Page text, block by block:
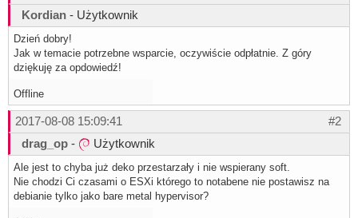
Kordian - Użytkownik
Dzień dobry!
Jak w temacie potrzebne wsparcie, oczywiście odpłatnie. Z góry
dziękuję za opdowiedź!
Offline
#2
2017-08-08 15:09:41
drag_op - Użytkownik
Ale jest to chyba już deko przestarzały i nie wspierany soft.
Nie chodzi Ci czasami o ESXi którego to notabene nie postawisz na
debianie tylko jako bare metal hypervisor?